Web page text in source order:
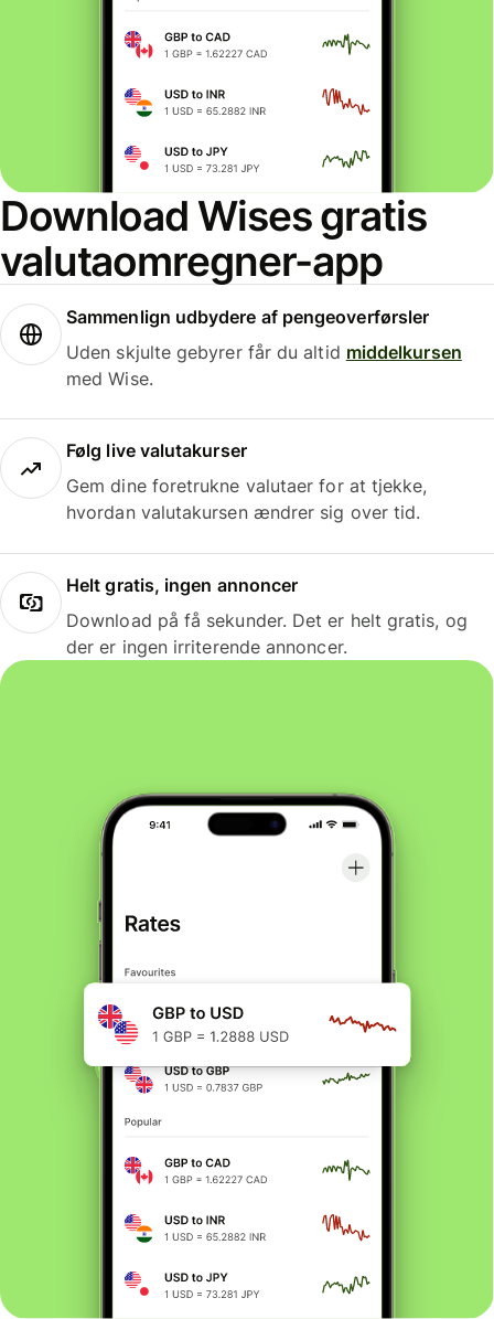
Download Wises gratis
valutaomregner-app
Sammenlign udbydere af pengeoverførsler
Uden skjulte gebyrer får du altid middelkursen
med Wise.
Følg live valutakurser
Gem dine foretrukne valutaer for at tjekke,
hvordan valutakursen ændrer sig over tid.
Helt gratis, ingen annoncer
Download på få sekunder. Det er helt gratis, og
der er ingen irriterende annoncer.